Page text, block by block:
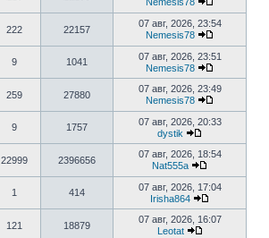
Перейти
к
222 22157
07 авг, 2026, 23:54
Nemesis78
Перейти
к
сообщению
9 1041
07 авг, 2026, 23:51
Nemesis78
Перейти
к
сообщению
259 27880
07 авг, 2026, 23:49
Nemesis78
Перейти
к
сообщению
9 1757
07 авг, 2026, 20:33
dystik
Перейти
к
последнему
сообщению
22999 2396656
07 авг, 2026, 18:54
Nat555a
Перейти
к
последнему
сообщению
1 414
07 авг, 2026, 17:04
Irisha864
Перейти
к
121 18879
07 авг, 2026, 16:07
Leotat